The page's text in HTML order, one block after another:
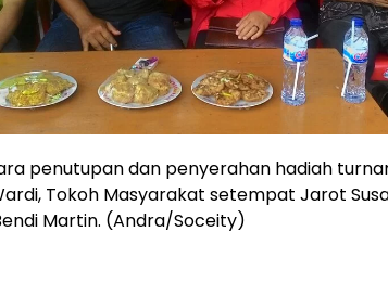
penutupan dan penyerahan hadiah
Tokoh Masyarakat setempat Jarot
Martin. (Andra/Soceity)